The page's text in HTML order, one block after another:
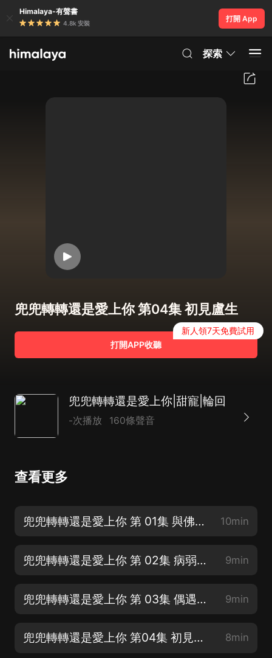
Himalaya-有聲書
4.8k 安裝
打開 App
探索
兜兜轉轉還是愛上你 第04集 初見盧生
打開APP收聽
新人領7天免費試用
兜兜轉轉還是愛上你|甜寵|輪回
-次播放 160條聲音
查看更多
兜兜轉轉還是愛上你 第 01集 與佛打賭 10min
兜兜轉轉還是愛上你 第 02集 病弱的顧家子 9min
兜兜轉轉還是愛上你 第 03集 偶遇秦始皇 9min
兜兜轉轉還是愛上你 第04集 初見盧生 8min